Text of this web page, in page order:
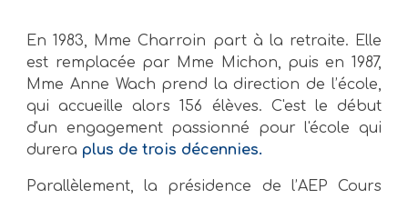
En 1983, Mme Charroin part à la retraite. Elle
est remplacée par Mme Michon, puis en 1987,
Mme Anne Wach prend la direction de l’école,
qui accueille alors 156 élèves. C'est le début
d'un engagement passionné pour l'école qui
durera plus de trois décennies.
Parallèlement, la présidence de l’AEP Cours